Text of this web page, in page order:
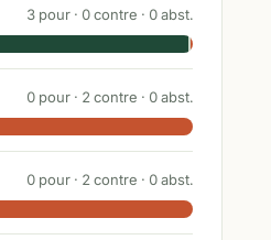
3 pour · 0contre · 0abst.
0 pour · 2 contre · 0abst.
0 pour · 2 contre · 0abst.